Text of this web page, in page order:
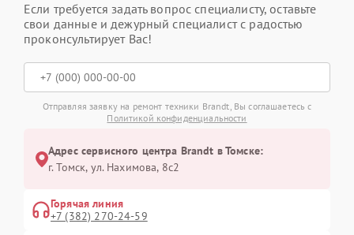
Если требуется задать вопрос специалисту, оставьте
свои данные и дежурный специалист с радостью
проконсультирует Вас!
Отправляя заявку на ремонт техники Brandt, Вы соглашаетесь с
Политикой конфиденциальности
Адрес сервисного центра Brandt в Томске:
г. Томск, ул. Нахимова, 8с2
Горячая линия
+7 (382) 270-24-59